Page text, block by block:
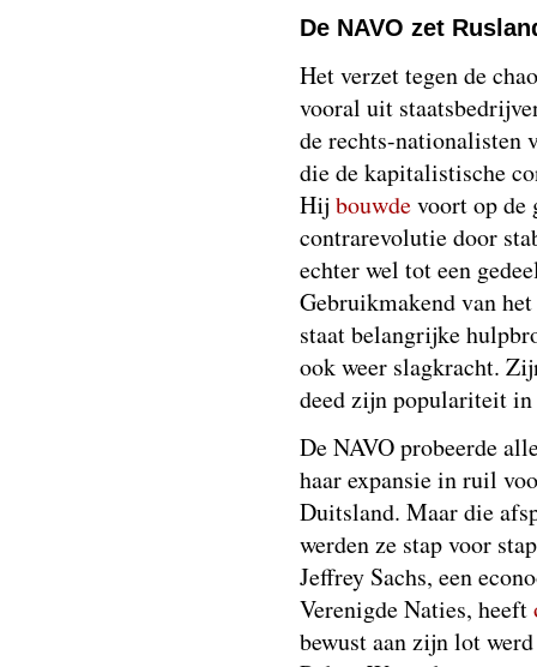
De NAVO zet
Het verzet tegen de
vooral uit
de rechts-nationalisten
die de kapitalistische
Hij bouwdevoort op de
contrarevolutie door
echter wel tot een
Gebruikmakend van
staat belangrijke
ook weer slagkracht.
deed zijn populariteit
De NAVO probeerde
haar expansie in ruil
Duitsland. Maar die
werden ze stap voor
Jeffrey Sachs, een
Verenigde Naties, heeft
bewust aan zijn lot